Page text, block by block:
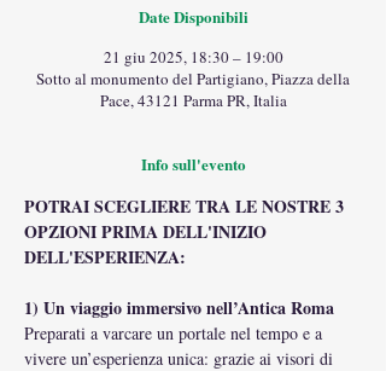
Date Disponibili
21 giu 2025, 18:30 – 19:00
Sotto al monumento del Partigiano, Piazza della
Pace, 43121 Parma PR, Italia
Info sull'evento
POTRAI SCEGLIERE TRA LE NOSTRE 3
OPZIONI PRIMA DELL'INIZIO
DELL'ESPERIENZA:
1) Un viaggio immersivo nell’Antica Roma
Preparati a varcare un portale nel tempo e a
vivere un’esperienza unica: grazie ai visori di